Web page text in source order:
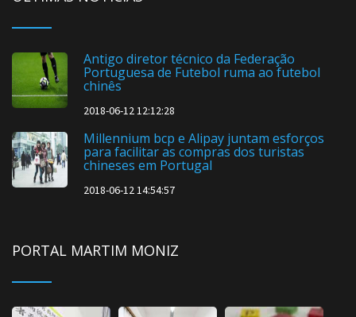
Antigo diretor técnico da Federação
Portuguesa de Futebol ruma ao futebol
chinês
2018-06-12 12:12:28
Millennium bcp e Alipay juntam esforços
para facilitar as compras dos turistas
chineses em Portugal
2018-06-12 14:54:57
PORTAL MARTIM MONIZ